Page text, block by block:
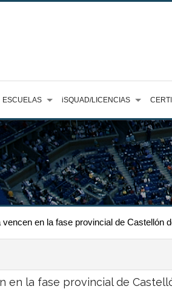
ESCUELAS iSQUAD/LICENCIAS
en la fase provincial de Castellón
en la fase provincial de